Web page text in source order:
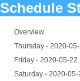
Schedule
Overview
Thursday - 2020-
Friday - 2020-05-22
Saturday - 2020-05-